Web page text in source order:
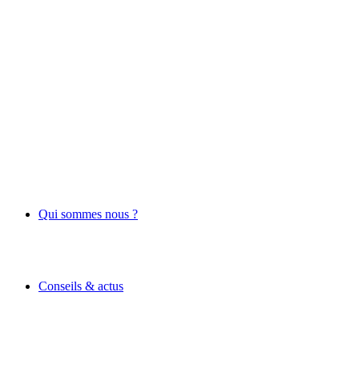
Qui sommes nous ?
Conseils & actus